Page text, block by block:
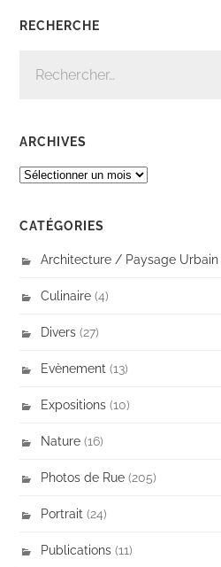
RECHERCHE
ARCHIVES
ARCHIVES
CATÉGORIES
Architecture / Paysage Urbain
Culinaire (4)
Divers (27)
Evènement (13)
Expositions (10)
Nature (16)
Photos de Rue (205)
Portrait (24)
Publications (11)